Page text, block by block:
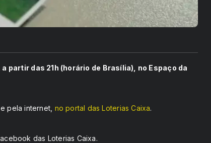
partir das 21h (horário de Brasília), no Espaço da
pela internet, no portal das Loterias Caixa.
das Loterias Caixa.